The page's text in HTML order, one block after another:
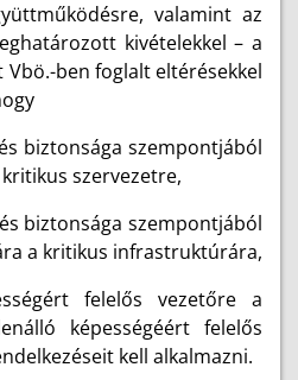
valamint az
kivételekkel – a
Vbö.-ben foglalt eltérésekkel
biztonsága szempontjából
szervezetre,
biztonsága szempontjából
a kritikus infrastruktúrára,
felelős vezetőre a
képességéért felelős
kell alkalmazni.